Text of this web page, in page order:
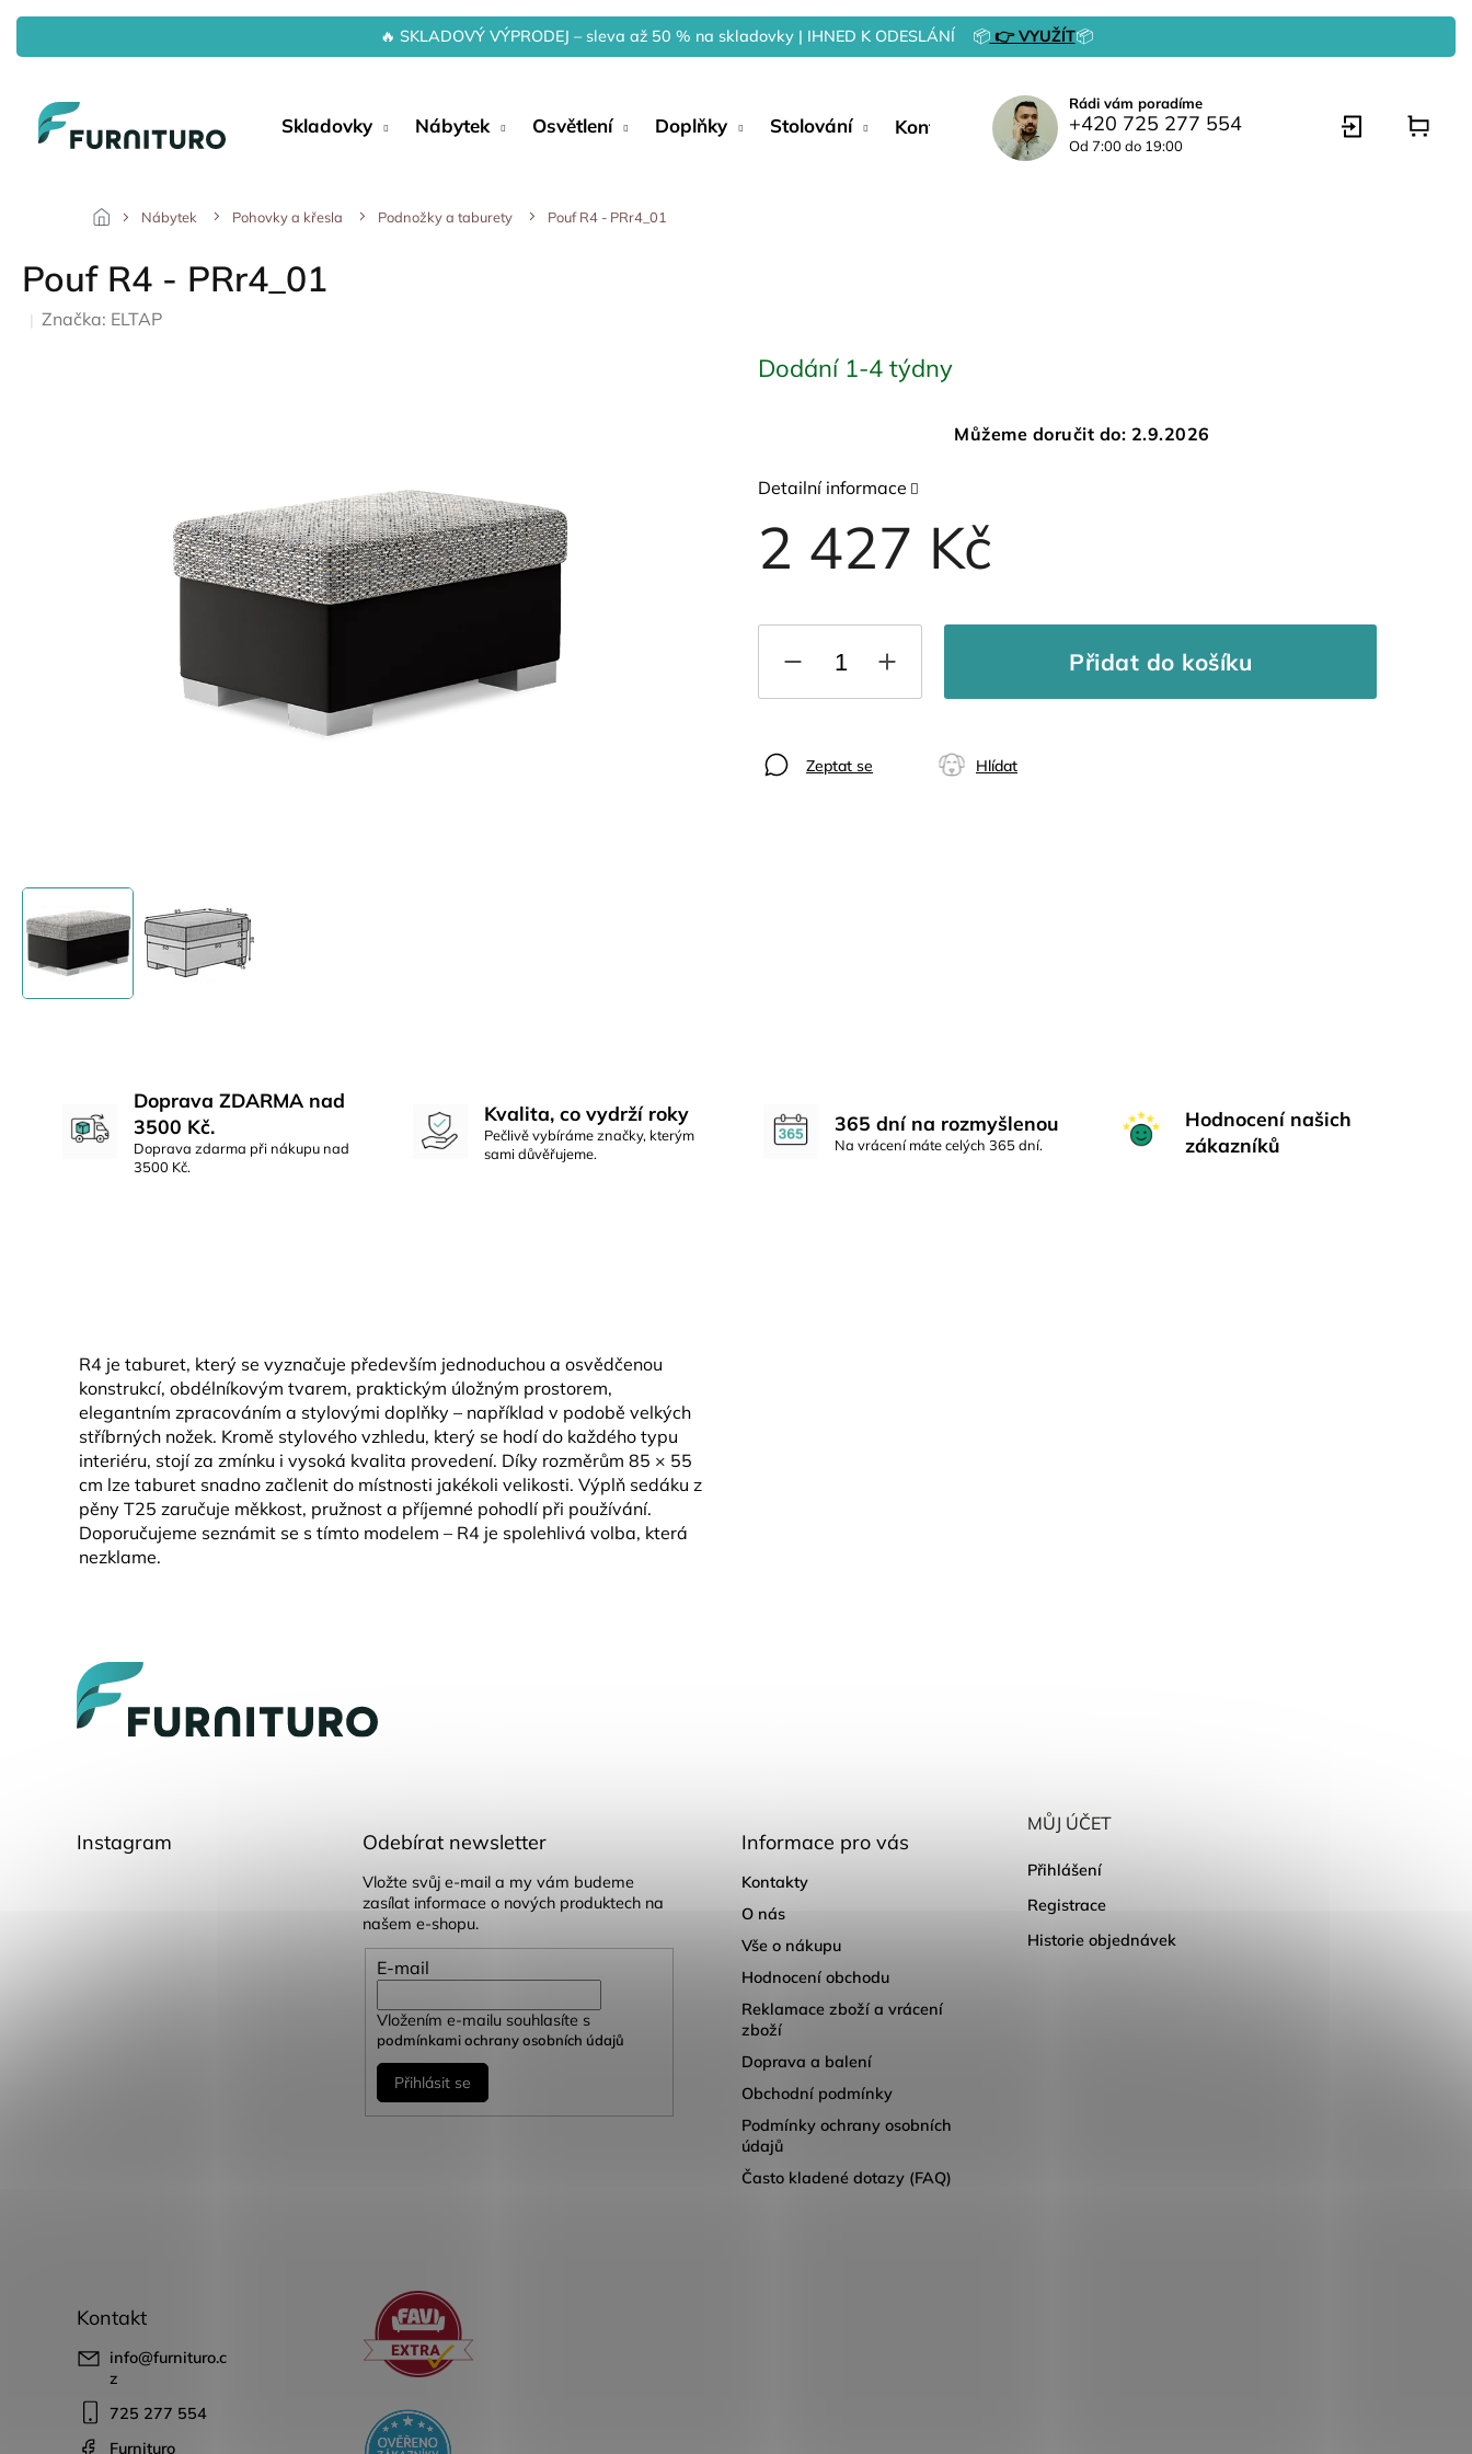
Přejít
obsah
🔥 SKLADOVÝ VÝPRODEJ – sleva až 50 % na skladovky | IHNED K ODESLÁNÍ 📦👉 VYUŽÍT📦
Skladovky Nábytek Osvětlení Doplňky Stolování Kontakty
Rádi vám poradíme
+420 725 277 554
Od 7:00 do 19:00
Nábytek Pohovky a křesla Podnožky a taburety Pouf R4 - PRr4_01
Pouf R4 - PRr4_01
Značka: ELTAP
2 427 Kč
Dodání 1-4 týdny
Můžeme doručit do: 2.9.2026
Přidat do košíku
Detailní informace
Zeptat se Hlídat
Doprava ZDARMA nad
3500 Kč.
Doprava zdarma při nákupu nad
3500 Kč.
Kvalita, co vydrží roky
Pečlivě vybíráme značky, kterým
sami důvěřujeme.
365 dní na rozmyšlenou
Na vrácení máte celých 365 dní.
Hodnocení našich
zákazníků
R4 je taburet, který se vyznačuje především jednoduchou a osvědčenou
konstrukcí, obdélníkovým tvarem, praktickým úložným prostorem,
elegantním zpracováním a stylovými doplňky – například v podobě velkých
stříbrných nožek. Kromě stylového vzhledu, který se hodí do každého typu
interiéru, stojí za zmínku i vysoká kvalita provedení. Díky rozměrům 85 × 55
cm lze taburet snadno začlenit do místnosti jakékoli velikosti. Výplň sedáku z
pěny T25 zaručuje měkkost, pružnost a příjemné pohodlí při používání.
Doporučujeme seznámit se s tímto modelem – R4 je spolehlivá volba, která
nezklame.
Instagram Odebírat newsletter
Vložte svůj e-mail a my vám budeme
zasílat informace o nových produktech na
našem e-shopu.
E-mail
Vložením e-mailu souhlasíte s
podmínkami ochrany osobních údajů
Přihlásit se
Informace pro vás
Kontakty
O nás
Vše o nákupu
Hodnocení obchodu
Reklamace zboží a vrácení
zboží
Doprava a balení
Obchodní podmínky
Podmínky ochrany osobních
údajů
Často kladené dotazy (FAQ)
MŮJ ÚČET
Přihlášení
Registrace
Historie objednávek
Kontakt
info@furnituro.c
z
725 277 554
Furnituro